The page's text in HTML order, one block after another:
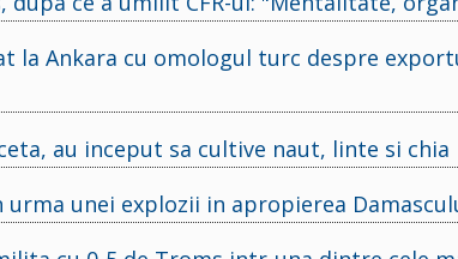
la Ankara cu omologul turc despre
au inceput sa cultive naut, linte si chia
unei explozii in apropierea